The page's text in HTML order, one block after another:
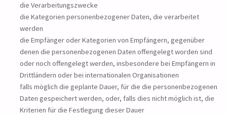
die Verarbeitungszwecke
die Kategorien personenbezogener Daten, die verarbeitet
werden
die Empfänger oder Kategorien von Empfängern, gegenüber
denen die personenbezogenen Daten offengelegt worden sind
oder noch offengelegt werden, insbesondere bei Empfängern in
Drittländern oder bei internationalen Organisationen
falls möglich die geplante Dauer, für die die personenbezogenen
Daten gespeichert werden, oder, falls dies nicht möglich ist, die
Kriterien für die Festlegung dieser Dauer